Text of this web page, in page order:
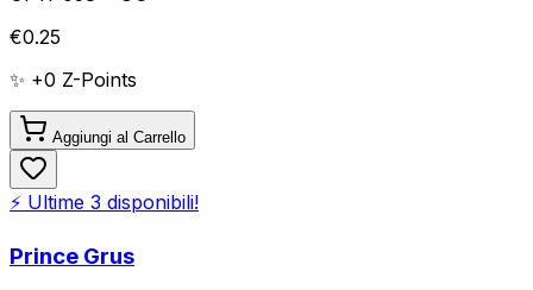
€0.25
✨ +0 Z-Points
Aggiungi al Carrello
⚡ Ultime 3 disponibili!
Prince Grus